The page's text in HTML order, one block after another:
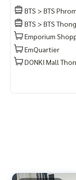
meforbuy
ale
Sukhumvit
mvit #CBD #ทำง
hetkasem #ใจกล
คอนโด #อยากมีบ้
BTS > BTS
BTS > BTS
Emporium
EmQuartier
DONKI Mall